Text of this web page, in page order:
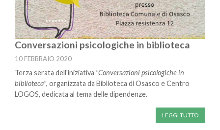
Conversazioni psicologiche in biblioteca
10 FEBBRAIO 2020
Terza serata dell'iniziativa "Conversazioni psicologiche in
biblioteca", organizzata da Biblioteca di Osasco e Centro
LOGOS, dedicata al tema delle dipendenze.
LEGGI TUTTO